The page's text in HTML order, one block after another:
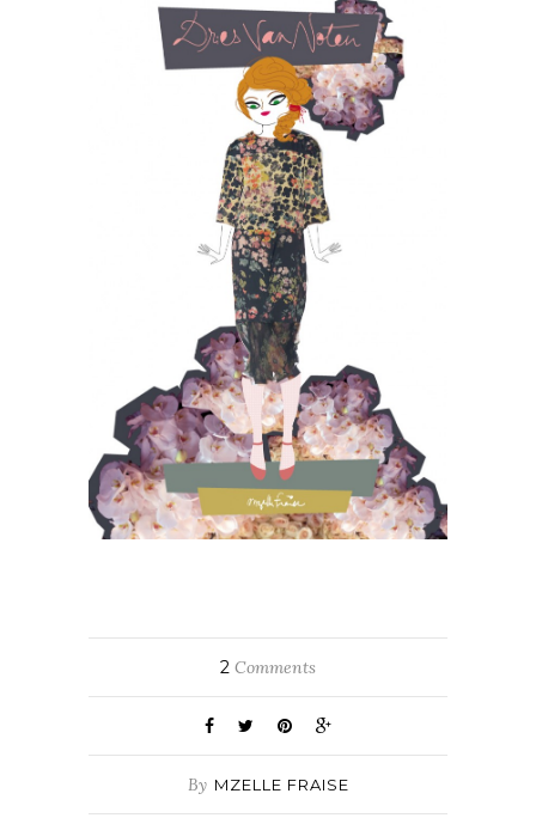
2 Comments
By MZELLE FRAISE